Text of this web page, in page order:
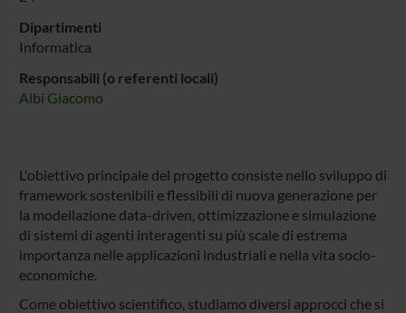
Dipartimenti
Informatica
Responsabili (o referenti locali)
Albi Giacomo
L'obiettivo principale del progetto consiste nello sviluppo di
framework sostenibili e flessibili di nuova generazione per
la modellazione data-driven, ottimizzazione e simulazione
di sistemi di agenti interagenti su più scale di estrema
importanza nelle applicazioni industriali e nella vita socio-
economiche.
Come obiettivo scientifico, studiamo diversi approcci che si